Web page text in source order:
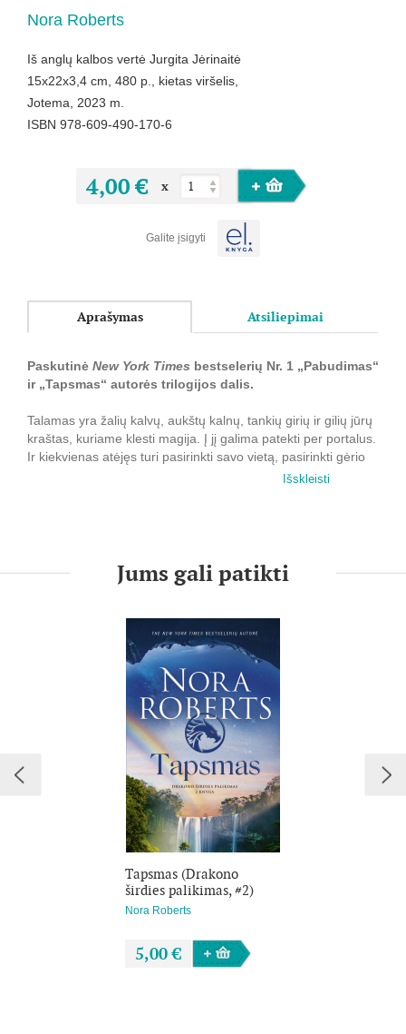
Nora Roberts
Iš anglų kalbos vertė Jurgita Jėrinaitė
15x22x3,4 cm, 480 p., kietas viršelis,
Jotema, 2023 m.
ISBN 978-609-490-170-6
4,00 € x
Galite įsigyti
Aprašymas Atsiliepimai
Paskutinė New York Times bestselerių Nr. 1 „Pabudimas“
ir „Tapsmas“ autorės trilogijos dalis.
Talamas yra žalių kalvų, aukštų kalnų, tankių girių ir gilių jūrų
kraštas, kuriame klesti magija. Į jį galima patekti per portalus.
Ir kiekvienas atėjęs turi pasirinkti savo vietą, pasirinkti gėrio
ar blogio pusę, karą ar taiką, gyvenimą ar mirtį...
dievas Odranas, kol kas įveiktas, o jo bandymas valdyti
Talamą ir Briną — sustabdytas. Kol kas.
Priešas išstumtas, portalas užrakintas, metas ilsėtis ir ruoštis.
Brina skleidžia savo sparnus ir suvokia anksčiau nepatirtą
galią. Metas tinkamas švęsti: Airijoje ir Talame sutikti
pirmąsias Kalėdas, saulėgrįžą, vestuves ir naujos gyvybės
atėjimą. Ir po sielvarto vėl atrasti džiaugsmą. Brina panyra į
knygų rašymą. Kai vyriausiojo pareigos leidžia, būna su
Kiganu, kuris moko ją kautis ir kurį jau spėjo pamilti.
Kiganas atsiduria šalia, kai pamišusi dėl galios Odrano
ragana pasirodo merginai sapne ir, juodosios magijos rituale
aukodama nekaltuosius, rengiasi žiauriai sunaikinti Briną.
Netrukus su Kiganu ir visu Talamu mergina pasieks tuos,
kuriuos trūks plyš reikia išvaduoti, ir stos prieš tamsą,
pasitelkusi vienintelius savo ginklus: kalaviją, magiją... ir
Išskleisti
Jums gali patikti
Tapsmas (Drakono
širdies palikimas, #2)
Nora Roberts
5,00 €